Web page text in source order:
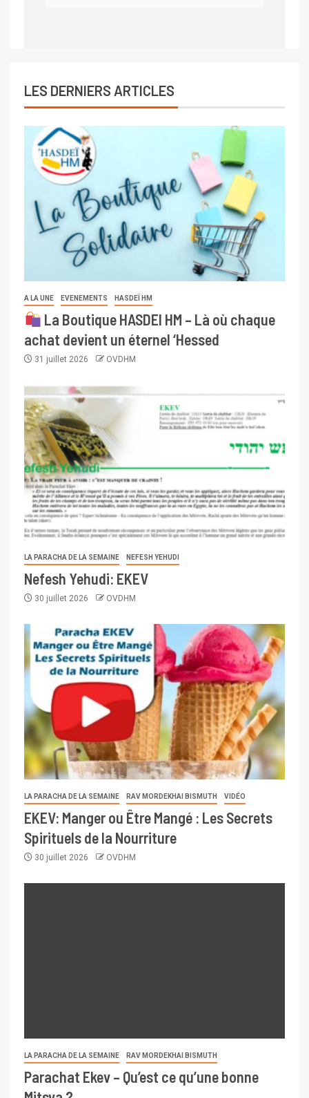
LES DERNIERS ARTICLES
A LA UNE EVENEMENTS HASDEÏ HM
La Boutique HASDEI HM – Là où chaque
achat devient un éternel ‘Hessed
31 juillet 2026 OVDHM
LA PARACHA DE LA SEMAINE NEFESH YEHUDI
Nefesh Yehudi: EKEV
30 juillet 2026 OVDHM
LA PARACHA DE LA SEMAINE RAV MORDEKHAI BISMUTH VIDÉO
EKEV: Manger ou Être Mangé : Les Secrets
Spirituels de la Nourriture
30 juillet 2026 OVDHM
LA PARACHA DE LA SEMAINE RAV MORDEKHAI BISMUTH
Parachat Ekev – Qu’est ce qu’une bonne